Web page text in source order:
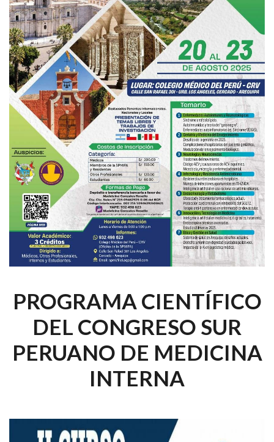
PROGRAMA CIENTÍFICO
DEL CONGRESO SUR
PERUANO DE MEDICINA
INTERNA